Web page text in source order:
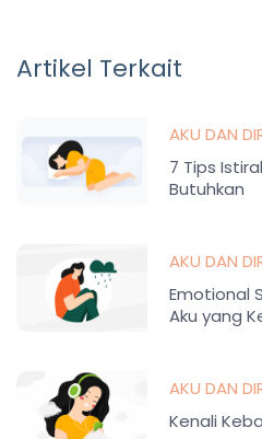
Artikel Terkait
AKU DAN
7 Tips
Butuhkan
AKU DAN
Emotional
Aku yang
AKU DAN
Kenali